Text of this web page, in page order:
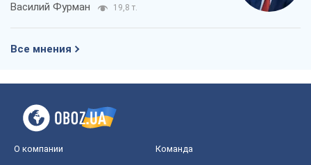
Василий Фурман 19,8 т.
Все мнения
О компании Команда